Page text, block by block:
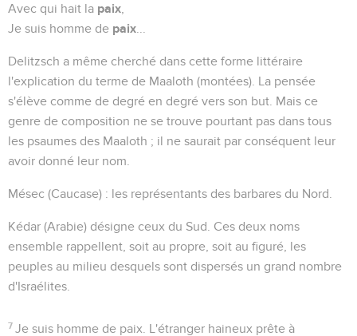
Avec qui hait la paix
Je suis homme de paix
Delitzsch a même cherché dans cette forme littéraire
l'explication du terme de Maaloth (montées). La pensée
s'élève comme de degré en degré vers son but. Mais ce
genre de composition ne se trouve pourtant pas dans tous
les psaumes des Maaloth ; il ne saurait par conséquent leur
avoir donné leur nom.
Mésec (Caucase) : les représentants des barbares du Nord.
Kédar (Arabie) désigne ceux du Sud. Ces deux noms
ensemble rappellent, soit au propre, soit au figuré, les
peuples au milieu desquels sont dispersés un grand nombre
d'Israélites.
7 Je suis homme de paix . L'étranger haineux prête à